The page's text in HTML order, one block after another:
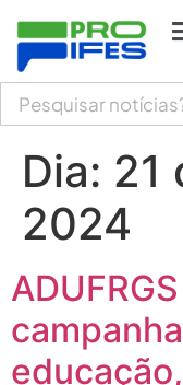
Dia: 21
2024